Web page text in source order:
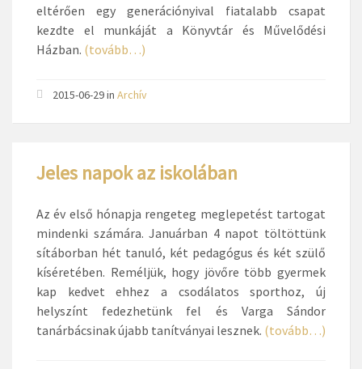
eltérően egy generációnyival fiatalabb csapat
kezdte el munkáját a Könyvtár és Művelődési
Házban. (tovább…)
2015-06-29in Archív
Jeles napok az iskolában
Az év első hónapja rengeteg meglepetést tartogat
mindenki számára. Januárban 4 napot töltöttünk
sítáborban hét tanuló, két pedagógus és két szülő
kíséretében. Reméljük, hogy jövőre több gyermek
kap kedvet ehhez a csodálatos sporthoz, új
helyszínt fedezhetünk fel és Varga Sándor
tanárbácsinak újabb tanítványai lesznek. (tovább…)